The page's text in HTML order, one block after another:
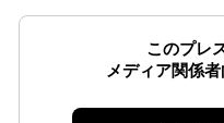
このプレ
メディア関係